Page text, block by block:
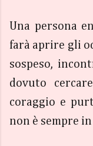
Una persona
farà aprire gli
sospeso,
dovuto
coraggio e
non è sempre in